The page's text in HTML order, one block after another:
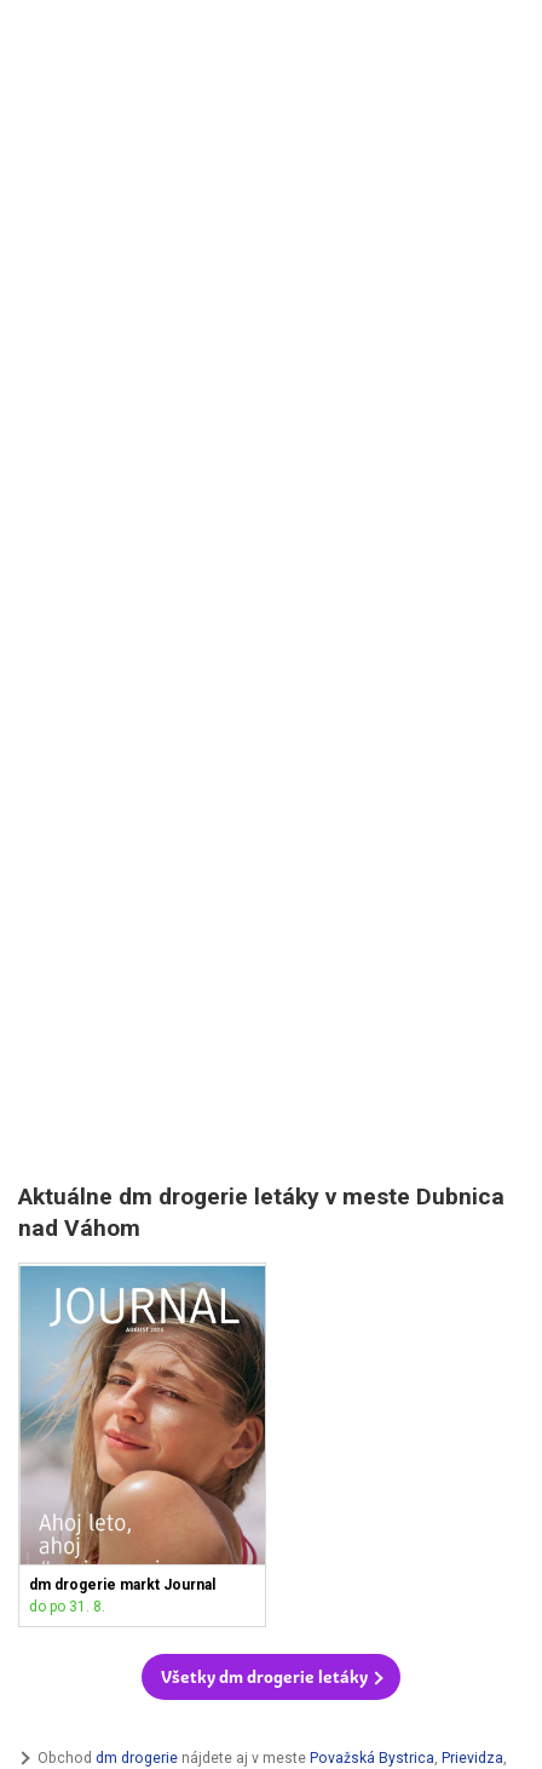
Aktuálne dm drogerie letáky v meste Dubnica
nad Váhom
dm drogerie markt Journal
do po 31. 8.
Všetky dm drogerie letáky
Obchod dm drogerie nájdete aj v meste Považská Bystrica, Prievidza,